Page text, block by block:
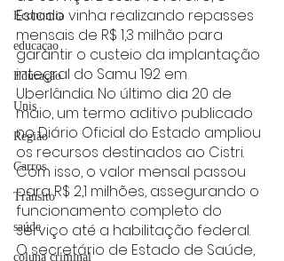
Economia
educaçao
Educação
Unis
Região
Carros
Trânsito
saúde
coluna criminal
Estado vinha realizando repasses
mensais de R$ 1,3 milhão para
garantir o custeio da implantação
integral do Samu 192 em
Uberlândia. No último dia 20 de
maio, um termo aditivo publicado
no Diário Oficial do Estado ampliou
os recursos destinados ao Cistri.
Com isso, o valor mensal passou
para R$ 2,1 milhões, assegurando o
funcionamento completo do
serviço até a habilitação federal.
O secretário de Estado de Saúde,